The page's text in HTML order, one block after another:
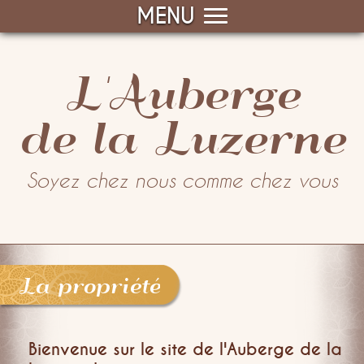
L'Auberge
de la Luzerne
Soyez chez nous comme chez vous
MENU
La propriété
Bienvenue sur le site de l'Auberge de la